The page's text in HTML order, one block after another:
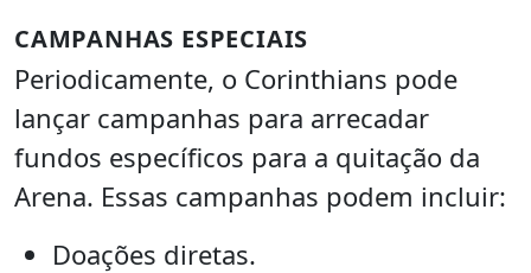
CAMPANHAS ESPECIAIS
Periodicamente, o Corinthians pode
lançar campanhas para arrecadar
fundos específicos para a quitação da
Arena. Essas campanhas podem incluir:
Doações diretas.